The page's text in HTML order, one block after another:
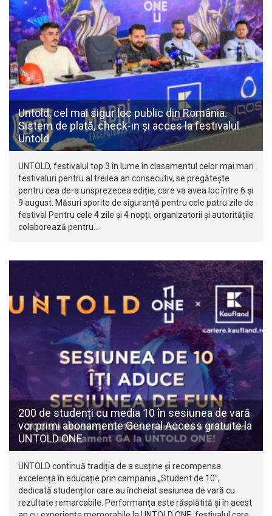
Untold, cel mai sigur loc public din România.
Sistem de plată, check-in și acces la festivalul
Untold
UNTOLD, festivalul top 3 în lume în clasamentul celor mai mari
festivaluri pentru al treilea an consecutiv, se pregătește
pentru cea de-a unsprezecea ediție, care va avea loc între 6 și
9 august. Măsuri sporite de siguranță pentru cele patru zile de
festival Pentru cele 4 zile și 4 nopți, organizatorii și autoritățile
colaborează pentru…
200 de studenți cu media 10 în sesiunea de vară
vor primi abonamente General Access gratuite la
UNTOLD ONE
UNTOLD continuă tradiția de a susține și recompensa
excelența în educație prin campania „Student de 10”,
dedicată studenților care au încheiat sesiunea de vară cu
rezultate remarcabile. Performanța este răsplătită și în acest